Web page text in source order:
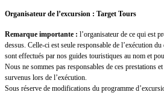
Organisateur de l’excursion : Target Tours
Remarque importante : l’organisateur de ce qui est
dessus. Celle-ci est seule responsable de l’exécution
sont effectués par nos guides touristiques au nom et
Nous ne sommes pas responsables de ces prestations
survenus lors de l’exécution.
Sous réserve de modifications du programme